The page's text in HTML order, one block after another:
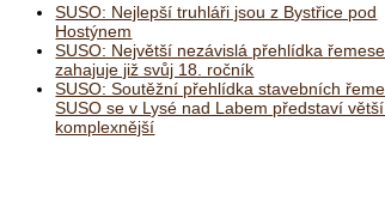
SUSO: Nejlepší truhláři jsou z Bystřice pod
Hostýnem
SUSO: Největší nezávislá přehlídka
zahajuje již svůj 18. ročník
SUSO: Soutěžní přehlídka stavebních
SUSO se v Lysé nad Labem představí
komplexnější